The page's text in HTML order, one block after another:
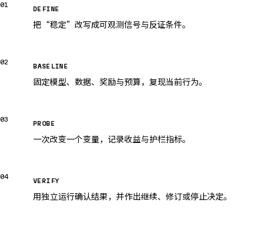
01
DEFINE
把“稳定”改写成可观测信号与反证条件。
02
BASELINE
固定模型、数据、奖励与预算，复现当前行为。
03
PROBE
一次改变一个变量，记录收益与护栏指标。
04
VERIFY
用独立运行确认结果，并作出继续、修订或停止决定。